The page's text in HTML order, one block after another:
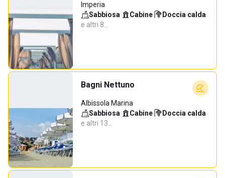
Imperia
Sabbiosa· Cabine· Doccia calda·
e altri 8…
Bagni Nettuno
Albissola Marina
Sabbiosa· Cabine· Doccia calda·
e altri 13…